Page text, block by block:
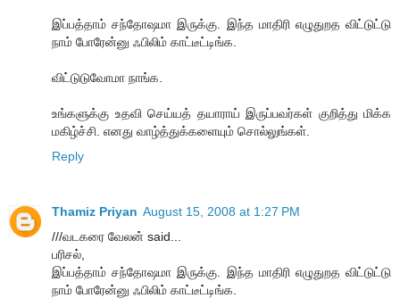
இப்பத்தாம் சந்தோஷமா இருக்கு. இந்த மாதிரி எழுதுறத விட்டுட்டு
நாம் போரேன்னு ஃபிலிம் காட்டீட்டிங்க.
விட்டுடுவோமா நாங்க.
உங்களுக்கு உதவி செய்யத் தயாராய் இருப்பவர்கள் குறித்து மிக்க
மகிழ்ச்சி. எனது வாழ்த்துக்களையும் சொல்லுங்கள்.
Reply
Thamiz Priyan August 15, 2008 at 1:27 PM
///வடகரை வேலன் said...
பரிசல்,
இப்பத்தாம் சந்தோஷமா இருக்கு. இந்த மாதிரி எழுதுறத விட்டுட்டு
நாம் போரேன்னு ஃபிலிம் காட்டீட்டிங்க.